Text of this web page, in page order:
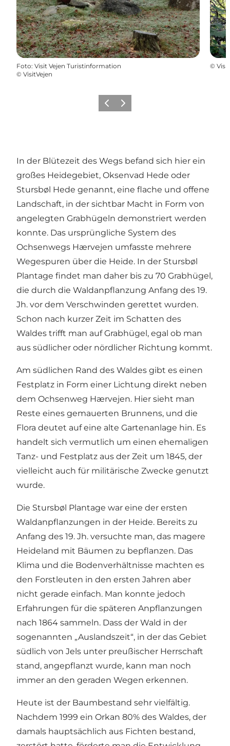
Foto: Visit Vejen Turistinformation
© VisitVejen
©
Vorherige Folie
Nächste Folie
In der Blütezeit des Wegs befand sich hier ein
großes Heidegebiet, Oksenvad Hede oder
Stursbøl Hede genannt, eine flache und offene
Landschaft, in der sichtbar Macht in Form von
angelegten Grabhügeln demonstriert werden
konnte. Das ursprüngliche System des
Ochsenwegs Hærvejen umfasste mehrere
Wegespuren über die Heide. In der Stursbøl
Plantage findet man daher bis zu 70 Grabhügel,
die durch die Waldanpflanzung Anfang des 19.
Jh. vor dem Verschwinden gerettet wurden.
Schon nach kurzer Zeit im Schatten des
Waldes trifft man auf Grabhügel, egal ob man
aus südlicher oder nördlicher Richtung kommt.
Am südlichen Rand des Waldes gibt es einen
Festplatz in Form einer Lichtung direkt neben
dem Ochsenweg Hærvejen. Hier sieht man
Reste eines gemauerten Brunnens, und die
Flora deutet auf eine alte Gartenanlage hin. Es
handelt sich vermutlich um einen ehemaligen
Tanz- und Festplatz aus der Zeit um 1845, der
vielleicht auch für militärische Zwecke genutzt
wurde.
Die Stursbøl Plantage war eine der ersten
Waldanpflanzungen in der Heide. Bereits zu
Anfang des 19. Jh. versuchte man, das magere
Heideland mit Bäumen zu bepflanzen. Das
Klima und die Bodenverhältnisse machten es
den Forstleuten in den ersten Jahren aber
nicht gerade einfach. Man konnte jedoch
Erfahrungen für die späteren Anpflanzungen
nach 1864 sammeln. Dass der Wald in der
sogenannten „Auslandszeit“, in der das Gebiet
südlich von Jels unter preußischer Herrschaft
stand, angepflanzt wurde, kann man noch
immer an den geraden Wegen erkennen.
Heute ist der Baumbestand sehr vielfältig.
Nachdem 1999 ein Orkan 80% des Waldes, der
damals hauptsächlich aus Fichten bestand,